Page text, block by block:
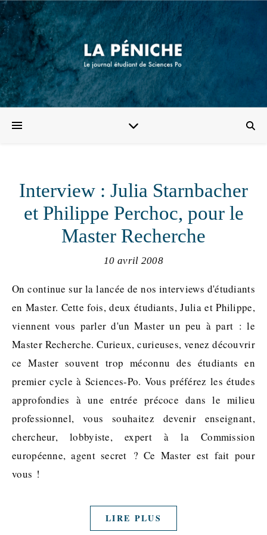
Interview : Julia Starnbacher
et Philippe Perchoc, pour le
Master Recherche
10 avril 2008
On continue sur la lancée de nos interviews d'étudiants
en Master. Cette fois, deux étudiants, Julia et Philippe,
viennent vous parler d'un Master un peu à part : le
Master Recherche. Curieux, curieuses, venez découvrir
ce Master souvent trop méconnu des étudiants en
premier cycle à Sciences-Po. Vous préférez les études
approfondies à une entrée précoce dans le milieu
professionnel, vous souhaitez devenir enseignant,
chercheur, lobbyiste, expert à la Commission
européenne, agent secret ? Ce Master est fait pour
vous !
LIRE PLUS